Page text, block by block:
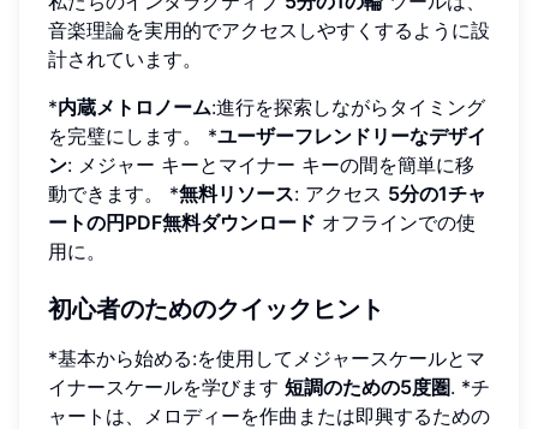
音楽理論を実用的でアクセスしやすくするように設
計されています。
*内蔵メトロノーム:進行を探索しながらタイミング
を完璧にします。 *ユーザーフレンドリーなデザイ
ン: メジャー キーとマイナー キーの間を簡単に移
動できます。 *無料リソース: アクセス 5分の1チャ
ートの円PDF無料ダウンロード オフラインでの使
用に。
初心者のためのクイックヒント
*基本から始める:を使用してメジャースケールとマ
イナースケールを学びます 短調のための5度圏. *チ
ャートは、メロディーを作曲または即興するための